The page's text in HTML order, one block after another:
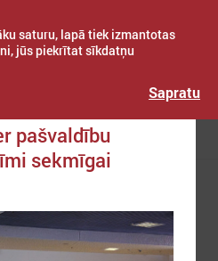
saturu, lapā tiek izmantotas
jūs piekrītat sīkdatņu
Sapratu
pašvaldību
sekmīgai